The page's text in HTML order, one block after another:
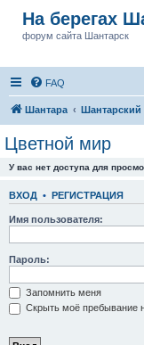
На берегах
форум сайта Шантарск
FAQ
Шантара Шантарский
Цветной мир
У вас нет доступа для
ВХОД • РЕГИСТРАЦИЯ
Имя пользователя:
Пароль:
Запомнить меня
Скрыть моё пребывание